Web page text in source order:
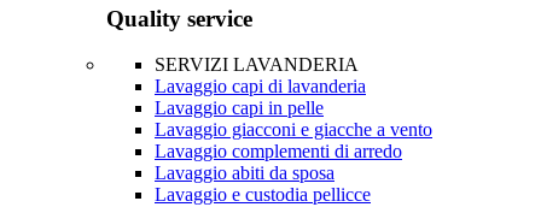
Quality service
SERVIZI LAVANDERIA
Lavaggio capi di lavanderia
Lavaggio capi in pelle
Lavaggio giacconi e giacche a vento
Lavaggio complementi di arredo
Lavaggio abiti da sposa
Lavaggio e custodia pellicce